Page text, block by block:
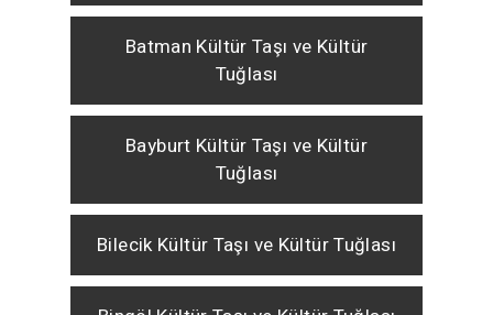
Batman Kültür Taşı ve Kültür
Tuğlası
Bayburt Kültür Taşı ve Kültür
Tuğlası
Bilecik Kültür Taşı ve Kültür Tuğlası